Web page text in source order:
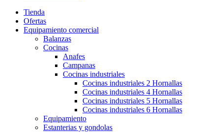
Tienda
Ofertas
Equipamiento comercial
Balanzas
Cocinas
Anafes
Campanas
Cocinas industriales
Cocinas industriales 2 Hornallas
Cocinas industriales 4 Hornallas
Cocinas industriales 5 Hornallas
Cocinas industriales 6 Hornallas
Equipamiento
Estanterias y gondolas